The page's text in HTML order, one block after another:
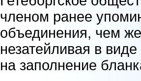
членом ранее
объединения, чем
незатейливая в
на заполнение